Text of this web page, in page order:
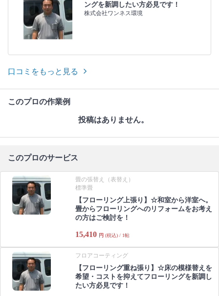
ングを新調したい方必見です！
株式会社ワンネス環境
口コミをもっと見る
このプロの作業例
投稿はありません。
このプロのサービス
畳の張替え（表替え）
標準畳
【フローリング上張り】☆和室から洋室へ。
畳からフローリングへのリフォームをお考え
の方はご検討を！
15,410 円 (税込) / 1帖
フロアコーティング
【フローリング重ね張り】☆床の模様替えを
希望・コストを抑えてフローリングを新調し
たい方必見です！